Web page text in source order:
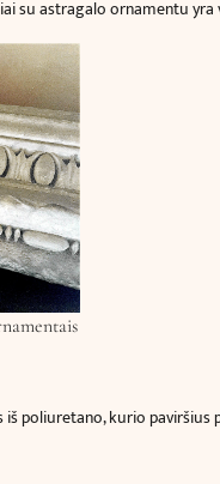
su astragalo ornamentu
poliuretano, kurio